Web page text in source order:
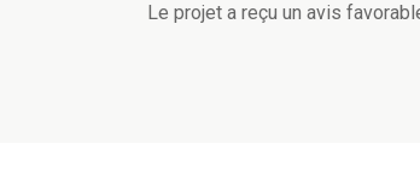
Le projet a reçu un avis